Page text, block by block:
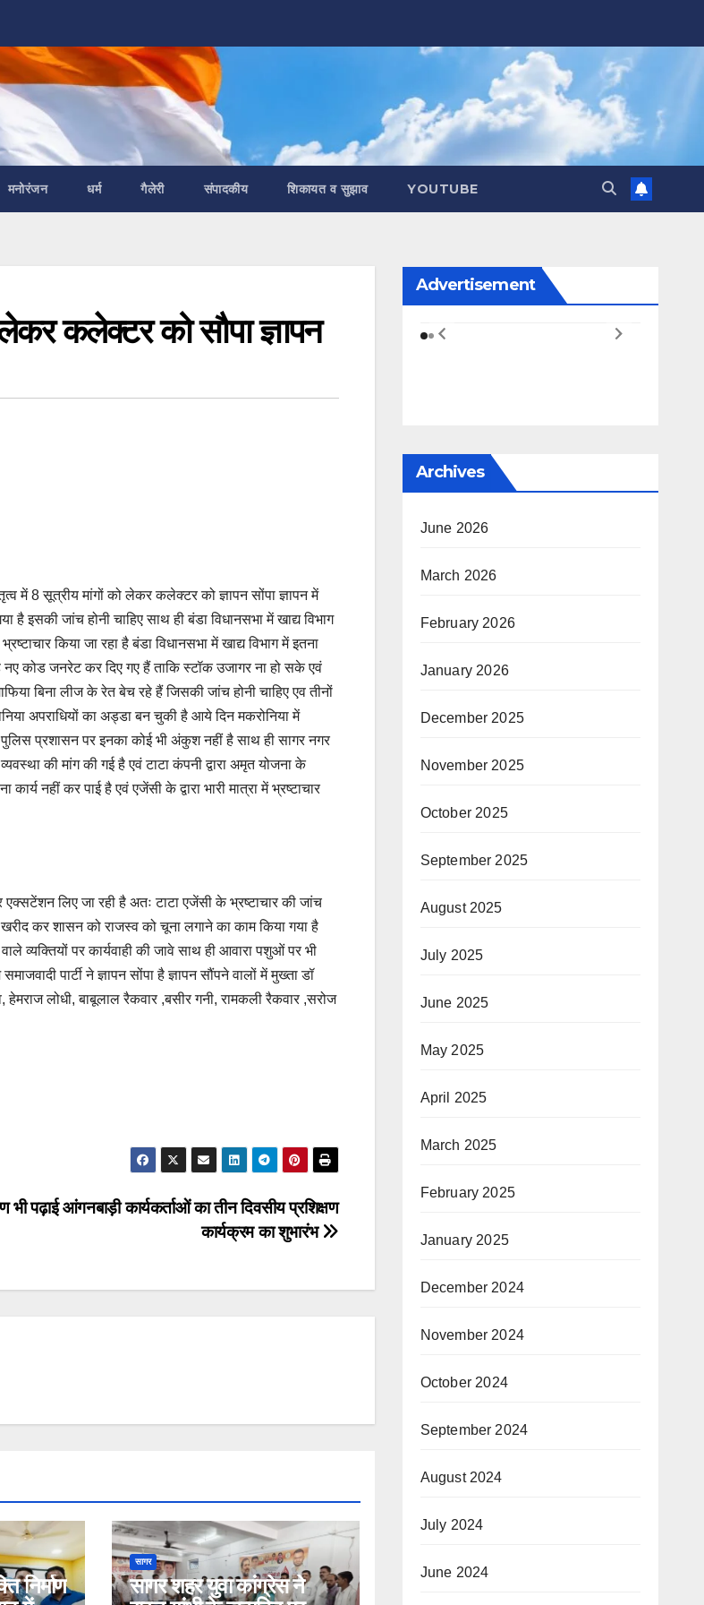
मनोरंजन धर्म गैलेरी संपादकीय शिकायत व सुझाव YOUTUBE
कलेक्टर को सौपा ज्ञापन
में 8 सूत्रीय मांगों को लेकर कलेक्टर को ज्ञापन सोंपा ज्ञापन में
इसकी जांच होनी चाहिए साथ ही बंडा विधानसभा में खाद्य विभाग
किया जा रहा है बंडा विधानसभा में खाद्य विभाग में इतना
कोड जनरेट कर दिए गए हैं ताकि स्टॉक उजागर ना हो सके एवं
बिना लीज के रेत बेच रहे हैं जिसकी जांच होनी चाहिए एव तीनों
अपराधियों का अड्डा बन चुकी है आये दिन मकरोनिया में
प्रशासन पर इनका कोई भी अंकुश नहीं है साथ ही सागर नगर
की मांग की गई है एवं टाटा कंपनी द्वारा अमृत योजना के
नहीं कर पाई है एवं एजेंसी के द्वारा भारी मात्रा में भ्रष्टाचार
लिए जा रही है अतः टाटा एजेंसी के भ्रष्टाचार की जांच
कर शासन को राजस्व को चूना लगाने का काम किया गया है
व्यक्तियों पर कार्यवाही की जावे साथ ही आवारा पशुओं पर भी
पार्टी ने ज्ञापन सोंपा है ज्ञापन सौंपने वालों में मुख्ता डॉ
लोधी, बाबूलाल रैकवार ,बसीर गनी, रामकली रैकवार ,सरोज
भी पढ़ाई आंगनबाड़ी कार्यकर्ताओं का तीन दिवसीय प्रशिक्षण
कार्यक्रम का शुभारंभ
निर्माण
सागर
सागर शहर युवा कांग्रेस ने
Advertisement
Archives
June 2026
March 2026
February 2026
January 2026
December 2025
November 2025
October 2025
September 2025
August 2025
July 2025
June 2025
May 2025
April 2025
March 2025
February 2025
January 2025
December 2024
November 2024
October 2024
September 2024
August 2024
July 2024
June 2024